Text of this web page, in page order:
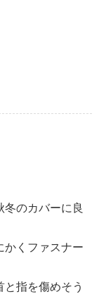
冬のカバーに良
かくファスナー
指を傷めそう